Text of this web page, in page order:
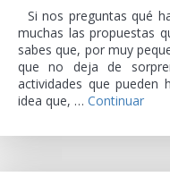
Si nos preguntas qué
muchas las propuestas
sabes que, por muy
que no deja de
actividades que pueden
idea que, … Continuar